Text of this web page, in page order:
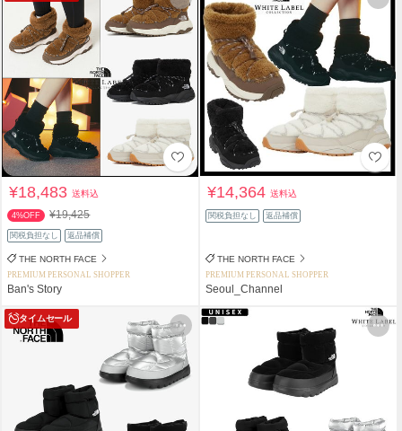
¥18,483送料込
4%OFF ¥19,425
関税負担なし 返品補償
THE NORTH FACE
PREMIUM PERSONAL SHOPPER
Ban's Story
¥14,364送料込
関税負担なし 返品補償
THE NORTH FACE
PREMIUM PERSONAL SHOPPER
Seoul_Channel
タイムセール